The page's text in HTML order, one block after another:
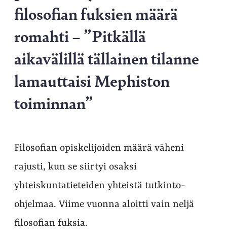
filosofian fuksien määrä
romahti – ”Pitkällä
aikavälillä tällainen tilanne
lamauttaisi Mephiston
toiminnan”
Filosofian opiskelijoiden määrä väheni
rajusti, kun se siirtyi osaksi
yhteiskuntatieteiden yhteistä tutkinto-
ohjelmaa. Viime vuonna aloitti vain neljä
filosofian fuksia.